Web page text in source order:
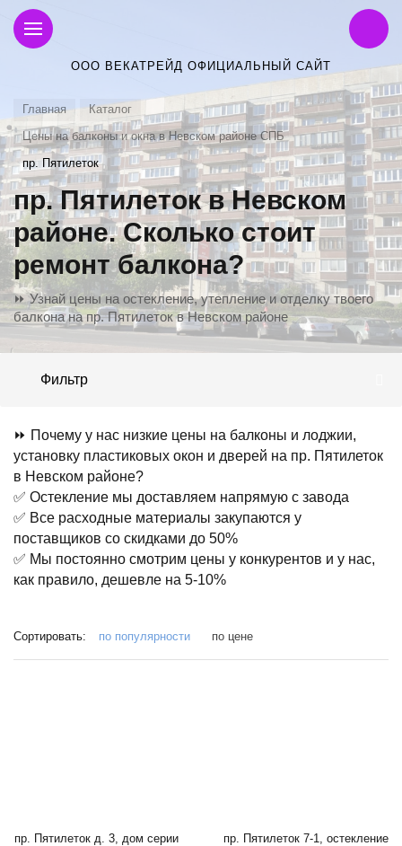
ООО ВЕКАТРЕЙД ОФИЦИАЛЬНЫЙ САЙТ
Главная
Каталог
Цены на балконы и окна в Невском районе СПБ
пр. Пятилеток
пр. Пятилеток в Невском
районе. Сколько стоит
ремонт балкона?
⏩ Узнай цены на остекление, утепление и отделку твоего
балкона на пр. Пятилеток в Невском районе
Фильтр
⏩ Почему у нас низкие цены на балконы и лоджии,
установку пластиковых окон и дверей на пр. Пятилеток
в Невском районе?
✅ Остекление мы доставляем напрямую с завода
✅ Все расходные материалы закупаются у
поставщиков со скидками до 50%
✅ Мы постоянно смотрим цены у конкурентов и у нас,
как правило, дешевле на 5-10%
Сортировать: по популярности по цене
пр. Пятилеток д. 3, дом серии
пр. Пятилеток 7-1, остекление